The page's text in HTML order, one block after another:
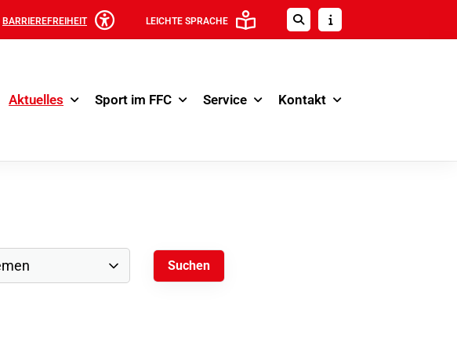
BARRIEREFREIHEIT LEICHTE SPRACHE
Aktuelles Sport im FFC Service Kontakt